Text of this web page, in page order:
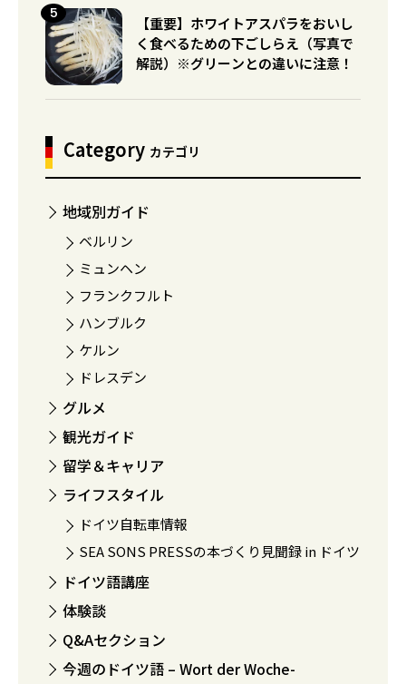
【重要】ホワイトアスパラをおいし
く食べるための下ごしらえ（写真で
解説）※グリーンとの違いに注意！
Category カテゴリ
地域別ガイド
ベルリン
ミュンヘン
フランクフルト
ハンブルク
ケルン
ドレスデン
グルメ
観光ガイド
留学＆キャリア
ライフスタイル
ドイツ自転車情報
SEA SONS PRESSの本づくり見聞録 in ドイツ
ドイツ語講座
体験談
Q&Aセクション
今週のドイツ語 – Wort der Woche-